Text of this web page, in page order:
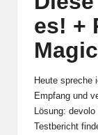
es! +
Heute spreche
Empfang und
Lösung:
Testbericht